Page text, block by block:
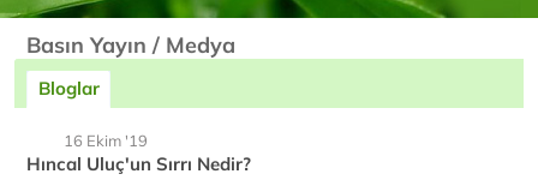
Basın Yayın / Medya
Bloglar
16 Ekim '19
Hıncal Uluç'un Sırrı Nedir?